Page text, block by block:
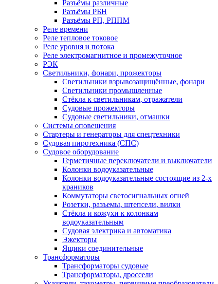
Разъёмы различные
Разъёмы РБН
Разъёмы РП, РППМ
Реле времени
Реле тепловое токовое
Реле уровня и потока
Реле электромагнитное и промежуточное
РЭК
Светильники, фонари, прожекторы
Светильники взрывозащищённые, фонари
Светильники промышленные
Стёкла к светильникам, отражатели
Судовые прожекторы
Судовые светильники, отмашки
Системы оповещения
Стартеры и генераторы для спецтехники
Судовая пиротехника (СПС)
Судовое оборудование
Герметичные переключатели и выключатели
Колонки водоуказательные
Колонки водоуказательные состоящие из 2-х
краников
Коммутаторы светосигнальных огней
Розетки, разъемы, штепсели, вилки
Стёкла и кожухи к колонкам
водоуказательным
Судовая электрика и автоматика
Эжекторы
Ящики соединительные
Трансформаторы
Трансформаторы судовые
Трансформаторы, дроссели